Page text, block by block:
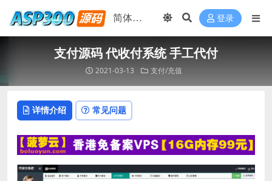
登录
支付源码 代收付系统 手工代付
2021-03-13 支付/充值
详情介绍 常见问题